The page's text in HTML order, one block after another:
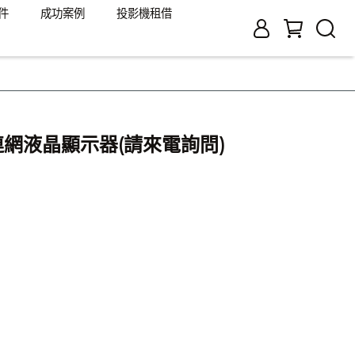
成功案例 投影機租借
液晶顯示器(請來電詢問)